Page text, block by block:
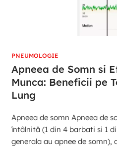
PNEUMOLOGIE
Apneea de Somn si
Munca: Beneficii pe
Lung
Apneea de somn Apneea de
întâlnită (1 din 4 barbati si 1
generala au apnee de somn),